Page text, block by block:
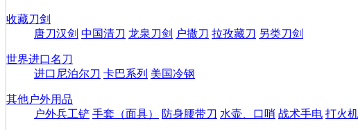
收藏刀剑
唐刀汉剑 中国清刀 龙泉刀剑 户撒刀 拉孜藏刀 另类刀剑
世界进口名刀
进口尼泊尔刀 卡巴系列 美国冷钢
其他户外用品
户外兵工铲 手套（面具） 防身腰带刀 水壶、口哨 战术手电 打火机